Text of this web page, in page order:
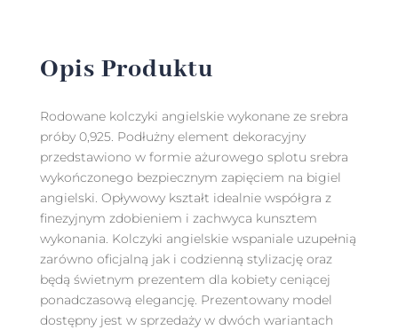
Opis Produktu
Rodowane kolczyki angielskie wykonane ze srebra
próby 0,925. Podłużny element dekoracyjny
przedstawiono w formie ażurowego splotu srebra
wykończonego bezpiecznym zapięciem na bigiel
angielski. Opływowy kształt idealnie współgra z
finezyjnym zdobieniem i zachwyca kunsztem
wykonania. Kolczyki angielskie wspaniale uzupełnią
zarówno oficjalną jak i codzienną stylizację oraz
będą świetnym prezentem dla kobiety ceniącej
ponadczasową elegancję. Prezentowany model
dostępny jest w sprzedaży w dwóch wariantach